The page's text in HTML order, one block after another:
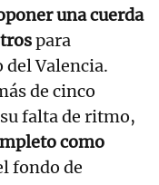
una cuerda
para
Valencia.
de cinco
falta de ritmo,
como
fondo de